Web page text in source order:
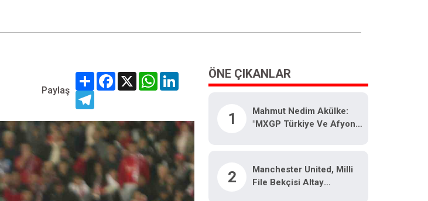
Paylaş
ShareFacebook
X WhatsAppLinkedIn
Telegram
ÖNE ÇIKANLAR
1
Mahmut Nedim Akülke:
"MXGP Türkiye Ve Afyon
2
Manchester United, Milli
File Bekçisi Altay